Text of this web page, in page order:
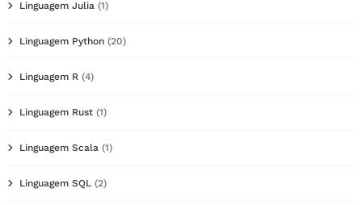
Linguagem Julia (1)
Linguagem Python (20)
Linguagem R (4)
Linguagem Rust (1)
Linguagem Scala (1)
Linguagem SQL (2)